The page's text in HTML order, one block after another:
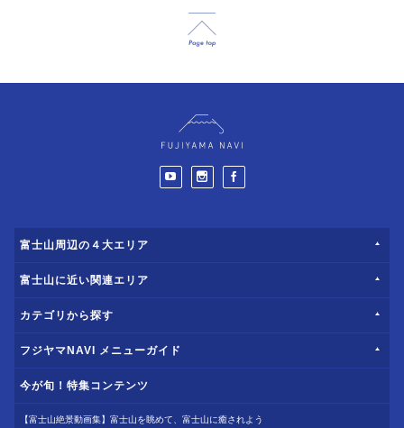
富士山周辺の４大エリア
富士山に近い関連エリア
カテゴリから探す
フジヤマNAVI メニューガイド
今が旬！特集コンテンツ
【富士山絶景動画集】富士山を眺めて、富士山に癒されよう